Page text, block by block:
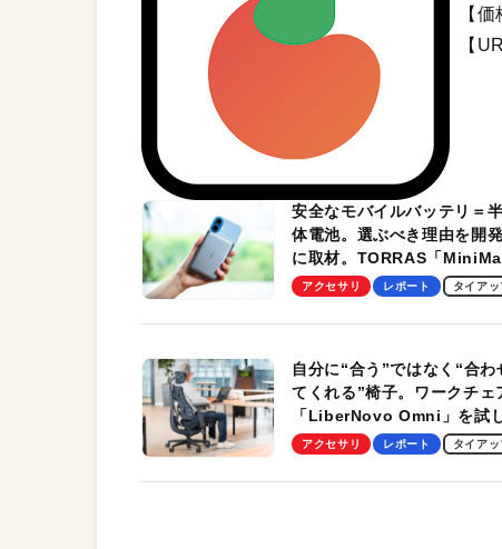
【
【
安全なモバイルバッテリ＝
体電池。選ぶべき理由を開
に取材。TORRAS「
Pro」の実機レビューも
アクセサリ レポート タイア
自分に“合う”ではなく“合わ
てくれる”椅子。ワークチェ
「LiberNovo Omni」を試
わかったその魅力。まさか
アクセサリ レポート タイア